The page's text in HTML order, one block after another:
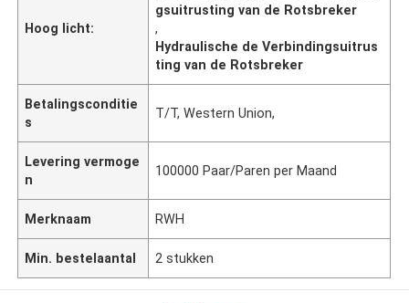
Hoog licht:
gsuitrusting van de Rotsbreker
,
Hydraulische de Verbindingsuitrus
ting van de Rotsbreker
Betalingsconditie
s
T/T, Western Union,
Levering vermoge
n
100000 Paar/Paren per Maand
Merknaam RWH
Min. bestelaantal 2 stukken